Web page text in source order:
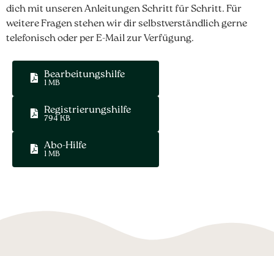
dich mit unseren Anleitungen Schritt für Schritt. Für
weitere Fragen stehen wir dir selbstverständlich gerne
telefonisch oder per E-Mail zur Verfügung.
Bearbeitungshilfe
1 MB
Registrierungshilfe
794 KB
Abo-Hilfe
1 MB